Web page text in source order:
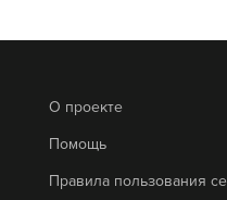
О проекте
Помощь
Правила пользования